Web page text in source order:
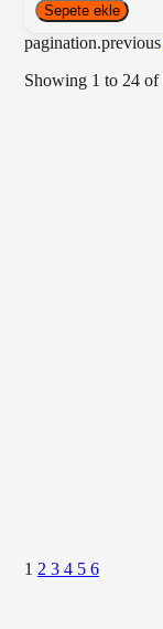
Sepete ekle
pagination.previous
Showing 1 to 24 of
1 2 3 4 5 6